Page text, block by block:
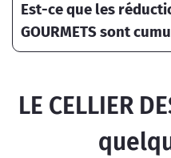
Est-ce que les
GOURMETS sont
LE CELLIER